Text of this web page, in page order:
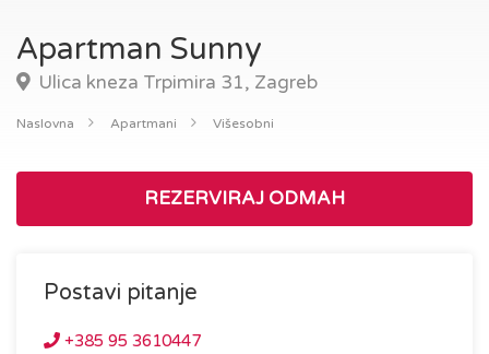
Apartman Sunny
Ulica kneza Trpimira 31, Zagreb
Naslovna Apartmani Višesobni
REZERVIRAJ ODMAH
Postavi pitanje
+385 95 3610447